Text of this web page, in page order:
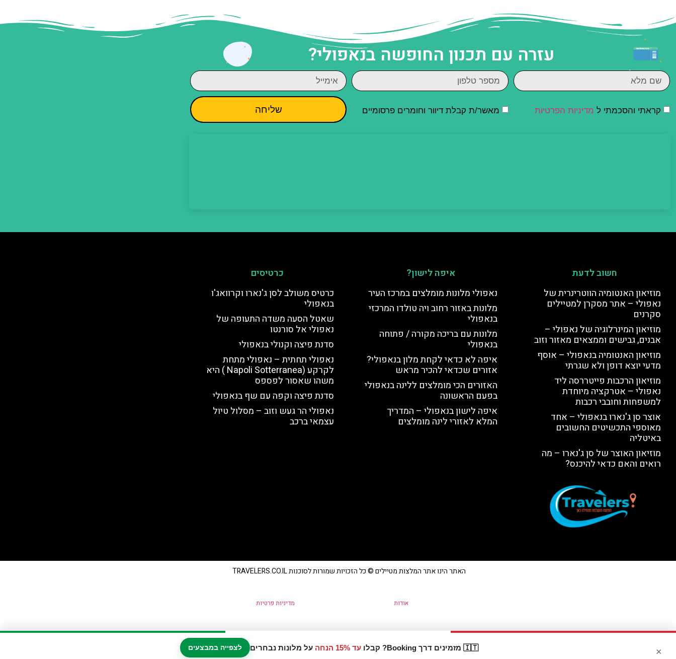
🇮🇹 מזמינים דרך Booking? קבלו עד 15% הנחה על מלונות נבחרים לצפייה במבצעים ×
עזרה עם תכנון החופשה בנאפולי?
קראתי והסכמתי ל מדיניות הפרטיות מאשר/ת קבלת דיוור וחומרים פרסומיים שליחה
חשוב לדעת
מוזיאון האנטומיה הווטרינרית של
נאפולי – אתר מסקרן למטיילים
סקרנים
מוזיאון המינרלוגיה של נאפולי –
אבנים, גבישים וממצאים מאזור וזוב
מוזיאון האנטומיה בנאפולי – אוסף
מדעי יוצא דופן ולא שגרתי
מוזיאון הרכבות פייטררסה ליד
נאפולי – אטרקציה מיוחדת
למשפחות וחובבי רכבות
אוצר סן ג'נארו בנאפולי – אחד
מאוספי התכשיטים החשובים
באיטליה
מוזיאון האוצר של סן ג'נארו – מה
רואים והאם כדאי להיכנס?
איפה לישון?
נאפולי מלונות מומלצים במרכז העיר
מלונות באזור רחוב ויה טולדו המרכזי
בנאפולי
מלונות עם בריכה מקורה / פתוחה
בנאפולי
איפה לא כדאי לקחת מלון בנאפולי?
אזורים שכדאי להכיר מראש
האזורים הכי מומלצים ללינה בנאפולי
בפעם הראשונה
איפה לישון בנאפולי – המדריך
המלא לאזורי לינה מומלצים
כרטיסים
כרטיס משולב לסן ג'נארו וקרוואג'ו
בנאפולי
שאטל הסעה משדה התעופה של
נאפולי אל סורנטו
סדנת פיצה וקנולי בנאפולי
נאפולי תחתית – נאפולי מתחת
לקרקע (Napoli Sotterranea ) היא
משהו שאסור לפספס
סדנת פיצה וקפה עם שף בנאפולי
נאפולי הר געש וזוב – מסלול טיול
עצמאי ברכב
האתר הינו אתר המלצות מטיילים © כל הזכויות שמורות לסוכנות TRAVELERS.CO.IL
אודות מדיניות פרטיות